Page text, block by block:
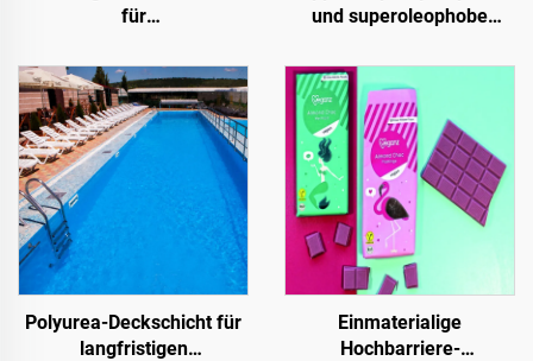
für
Farbstahl-
Dachplattenfabrikgebäude,
Getreidespeicherbehälter,
Öltanks
und superoleophobe
Verwendung mit
oder in anderen
Szenarien, bei denen
hydrophobe und
oleophobe Eigenschaften
erforderlich sind
Polyurea-Deckschicht für
langfristigen
Einmaterialige
Hochbarriere-